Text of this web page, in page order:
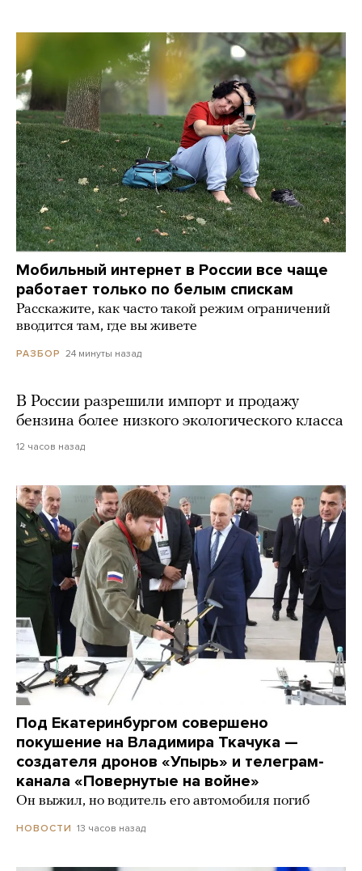
Мобильный интернет в России все чаще
работает только по белым спискам
Расскажите, как часто такой режим ограничений
вводится там, где вы живете
РАЗБОР 24 минуты назад
В России разрешили импорт и продажу
бензина более низкого экологического класса
12 часов назад
Под Екатеринбургом совершено
покушение на Владимира Ткачука —
создателя дронов «Упырь» и телеграм-
канала «Повернутые на войне»
Он выжил, но водитель его автомобиля погиб
НОВОСТИ 13 часов назад